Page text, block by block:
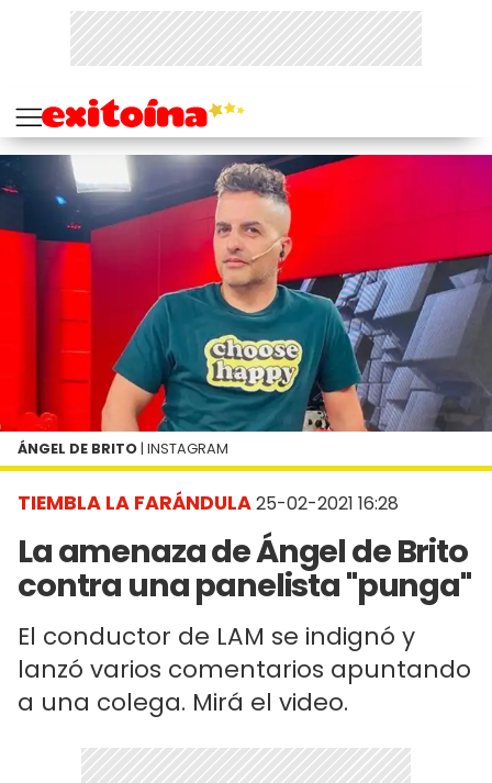
TIEMBLA LA FARÁNDULA25-02-2021 16:28
La amenaza de Ángel de Brito
contra una panelista "punga"
El conductor de LAM se indignó y
lanzó varios comentarios apuntando
a una colega. Mirá el video.
ÁNGEL DE BRITO | INSTAGRAM